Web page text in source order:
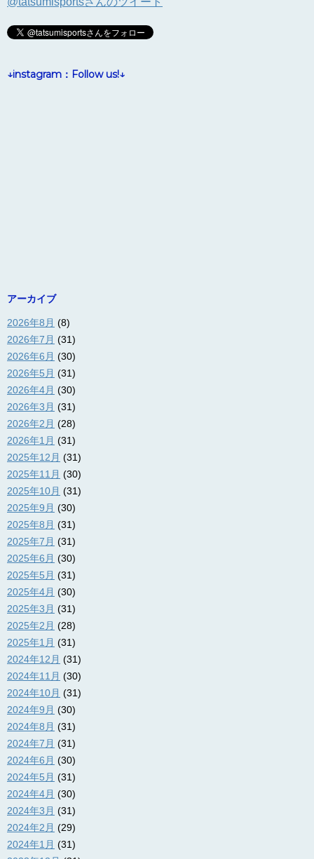
↓instagram：Follow us!↓
アーカイブ
2026年8月 (8)
2026年7月 (31)
2026年6月 (30)
2026年5月 (31)
2026年4月 (30)
2026年3月 (31)
2026年2月 (28)
2026年1月 (31)
2025年12月 (31)
2025年11月 (30)
2025年10月 (31)
2025年9月 (30)
2025年8月 (31)
2025年7月 (31)
2025年6月 (30)
2025年5月 (31)
2025年4月 (30)
2025年3月 (31)
2025年2月 (28)
2025年1月 (31)
2024年12月 (31)
2024年11月 (30)
2024年10月 (31)
2024年9月 (30)
2024年8月 (31)
2024年7月 (31)
2024年6月 (30)
2024年5月 (31)
2024年4月 (30)
2024年3月 (31)
2024年2月 (29)
2024年1月 (31)